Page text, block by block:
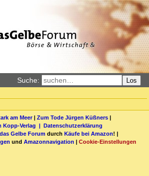
Suche: Los
am Meer| Zum Tode Jürgen Küßners |
Kopp-Verlag | Datenschutzerklärung
Gelbe Forum durch Käufe bei Amazon! |
und Amazonnavigation | Cookie-Einstellungen